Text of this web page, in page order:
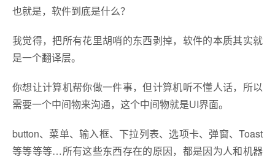
也就是，软件到底是什么？
我觉得，把所有花里胡哨的东西剥掉，软件的本质其实就
是一个翻译层。
你想让计算机帮你做一件事，但计算机听不懂人话，所以
需要一个中间物来沟通，这个中间物就是UI界面。
button、菜单、输入框、下拉列表、选项卡、弹窗、Toast
等等等等…所有这些东西存在的原因，都是因为人和机器